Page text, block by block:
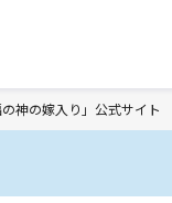
の神の嫁入り」公式サイト